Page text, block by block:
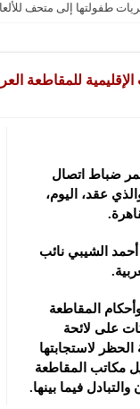
بشكل متزايد في تلوث
للمقاطعة
في أعمال الدورة الـ 97 لمؤتمر ضباط اتصال
عقد، اليوم،
الشيبي نائب
المقاطعة
على لائحة
لاستجابتها
مكاتب المقاطعة
والتبادل فيما بينها.